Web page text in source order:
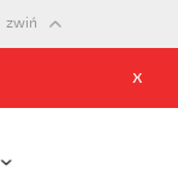
x
zwiń